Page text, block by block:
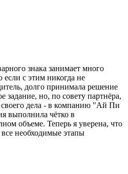
знака занимает много
если с этим никогда не
долго принимала решение
задание, но, по совету партнёра,
своего дела - в компанию "Ай Пи
выполнила чётко в
объеме. Теперь я уверена, что
необходимые этапы